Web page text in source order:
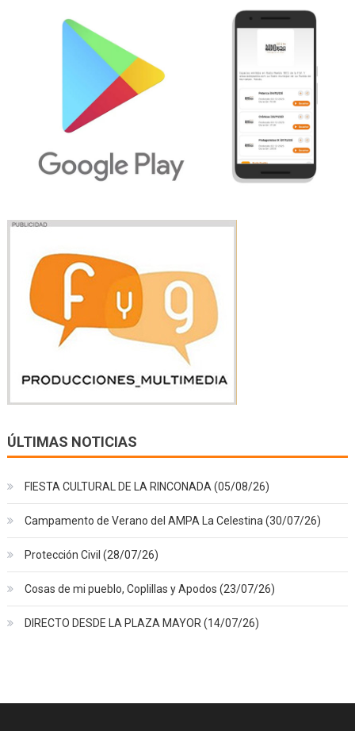
ÚLTIMAS NOTICIAS
FIESTA CULTURAL DE LA RINCONADA (05/08/26)
Campamento de Verano del AMPA La Celestina (30/07/26)
Protección Civil (28/07/26)
Cosas de mi pueblo, Coplillas y Apodos (23/07/26)
DIRECTO DESDE LA PLAZA MAYOR (14/07/26)